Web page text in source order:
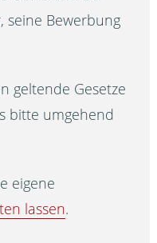
seine Bewerbung
geltende Gesetze
bitte umgehend
eigene
lassen.